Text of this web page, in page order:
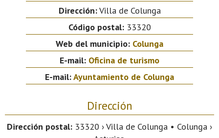
Dirección:Villa de Colunga
Código postal:33320
Web del municipio: Colunga
E-mail: Oficina de turismo
E-mail:Ayuntamiento de Colunga
Dirección
Dirección postal: 33320 › Villa de Colunga • Colunga ›